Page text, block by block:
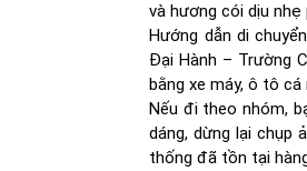
và hương cói dịu
Hướng dẫn di
Đại Hành – Trường
bằng xe máy, ô tô cá
Nếu đi theo nhóm,
dáng, dừng lại chụp
thống đã tồn tại